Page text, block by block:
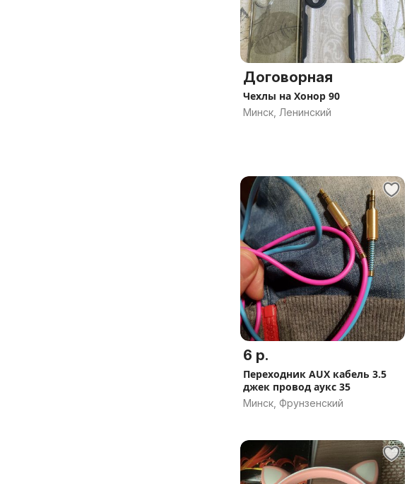
Договорная
Чехлы на Хонор 90
Минск, Ленинский
6 р.
Переходник AUX кабель 3.5
джек провод аукс 35
Минск, Фрунзенский